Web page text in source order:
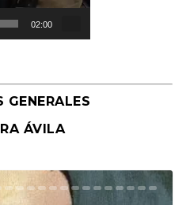
02:00
GENERALES
ÁVILA